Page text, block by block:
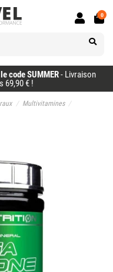
code SUMMER- Livraison
69,90 € !
0
Multivitamines